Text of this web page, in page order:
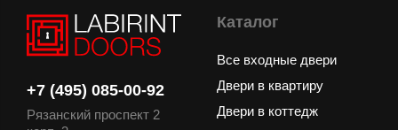
+7 (495) 085-00-92
Рязанский проспект 2
Каталог
Все входные двери
Двери в квартиру
Двери в коттедж